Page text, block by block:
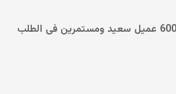
نخدم اكثر من 60000 عميل سعيد ومستمرين فى الطلب